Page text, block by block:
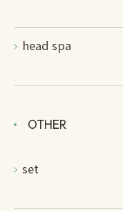
head spa
OTHER
set